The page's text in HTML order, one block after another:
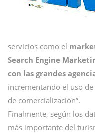
servicios como el
Search Engine
con las grandes
incrementando el uso
de comercialización”.
Finalmente, según los
más importante del